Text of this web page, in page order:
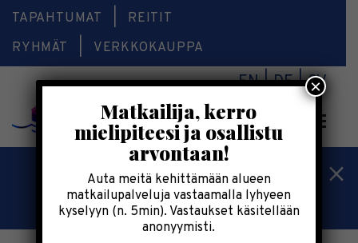
TAPAHTUMAT
REITIT
RYHMÄT
VERKKOKAUPPA
EN DE SV
Kesälomatärpit »
Saimaalla-kesälehti »
Matkailija, kerro
mielipiteesi ja osallistu
arvontaan!
Auta meitä kehittämään alueen
matkailupalveluja vastaamalla lyhyeen
kyselyyn (n. 5min). Vastaukset käsitellään
anonyymisti.
×